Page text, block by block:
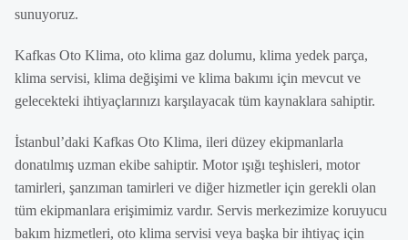
sunuyoruz.
Kafkas Oto Klima, oto klima gaz dolumu, klima yedek parça,
klima servisi, klima değişimi ve klima bakımı için mevcut ve
gelecekteki ihtiyaçlarınızı karşılayacak tüm kaynaklara sahiptir.
İstanbul’daki Kafkas Oto Klima, ileri düzey ekipmanlarla
donatılmış uzman ekibe sahiptir. Motor ışığı teşhisleri, motor
tamirleri, şanzıman tamirleri ve diğer hizmetler için gerekli olan
tüm ekipmanlara erişimimiz vardır. Servis merkezimize koruyucu
bakım hizmetleri, oto klima servisi veya başka bir ihtiyaç için